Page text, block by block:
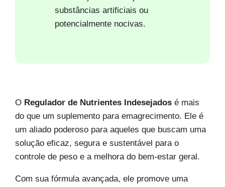
substâncias artificiais ou
potencialmente nocivas.
O Regulador de Nutrientes Indesejados é mais
do que um suplemento para emagrecimento. Ele é
um aliado poderoso para aqueles que buscam uma
solução eficaz, segura e sustentável para o
controle de peso e a melhora do bem-estar geral.
Com sua fórmula avançada, ele promove uma